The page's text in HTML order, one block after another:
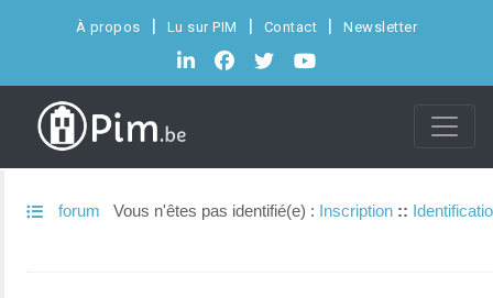
À propos Lu sur PIM Contact Newsletter
forum Vous n'êtes pas identifié(e) : Inscription ::